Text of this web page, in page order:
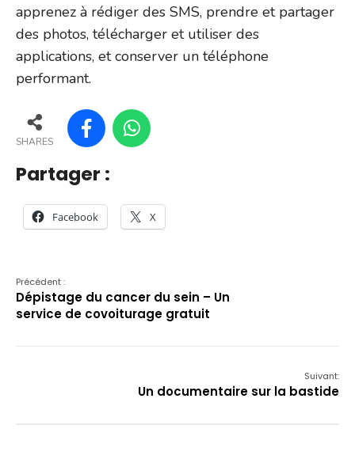
apprenez à rédiger des SMS, prendre et partager
des photos, télécharger et utiliser des
applications, et conserver un téléphone
performant.
SHARES
Partager :
Facebook X
Précédent :
Dépistage du cancer du sein – Un
service de covoiturage gratuit
Suivant:
Un documentaire sur la bastide